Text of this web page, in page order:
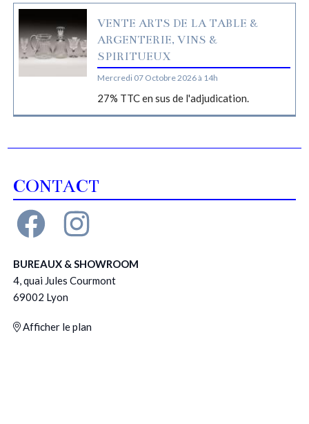
VENTE ARTS DE LA TABLE &
ARGENTERIE, VINS &
SPIRITUEUX
Mercredi 07 Octobre 2026 à 14h
27% TTC en sus de l'adjudication.
CONTACT
BUREAUX & SHOWROOM
4, quai Jules Courmont
69002 Lyon
Afficher le plan